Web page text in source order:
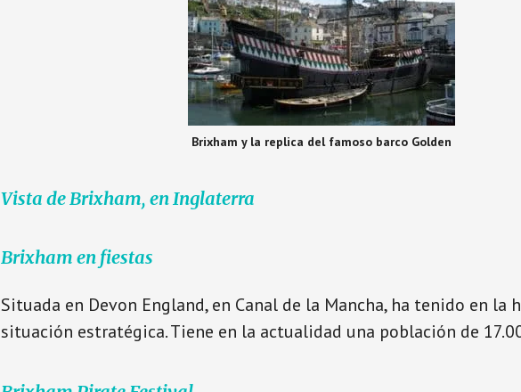
Brixham y la replica del famoso barco Golden
Vista de Brixham, en Inglaterra
Brixham en fiestas
Situada en Devon England, en Canal de la Mancha, ha tenido en la
situación estratégica. Tiene en la actualidad una población de